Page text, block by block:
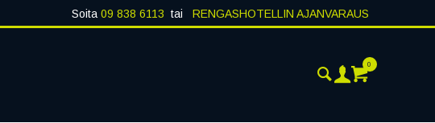
Soita 09 838 6113 tai RENGASHOTELLIN AJANVARAUS
0